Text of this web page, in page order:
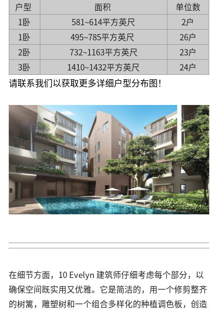
户型 面积
单位数
1卧
581~614平方英尺
2户
1卧
495~785平方英尺
26户
2卧
732~1163平方英尺
23户
3卧
1410~1432平方英尺 24户
请联系我们以获取更多详细户型分布图！
在细节方面，10 Evelyn 建筑师仔细考虑每个部分，以
确保空间既实用又优雅。它是简洁的，用一个修剪整齐
的树篱，雕塑树和一个组合多样化的种植调色板，创造